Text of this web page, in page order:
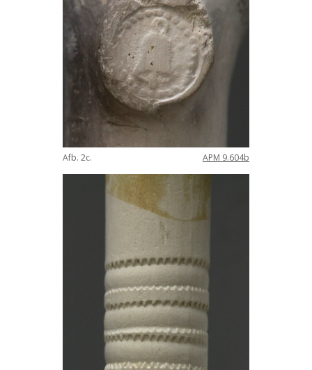
Afb. 2c. APM 9.604b